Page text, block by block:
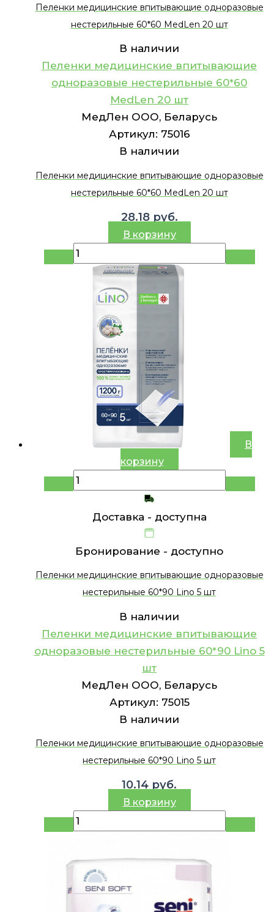
Пеленки медицинские впитывающие одноразовые
нестерильные 60*60 MedLen 20 шт
В наличии
Пеленки медицинские впитывающие
одноразовые нестерильные 60*60
MedLen 20 шт
МедЛен ООО, Беларусь
Артикул: 75016
В наличии
Пеленки медицинские впитывающие одноразовые
нестерильные 60*60 MedLen 20 шт
28.18 руб.
В корзину
В
корзину
Доставка - доступна
Бронирование - доступно
Пеленки медицинские впитывающие одноразовые
нестерильные 60*90 Lino 5 шт
В наличии
Пеленки медицинские впитывающие
одноразовые нестерильные 60*90 Lino 5
шт
МедЛен ООО, Беларусь
Артикул: 75015
В наличии
Пеленки медицинские впитывающие одноразовые
нестерильные 60*90 Lino 5 шт
10.14 руб.
В корзину